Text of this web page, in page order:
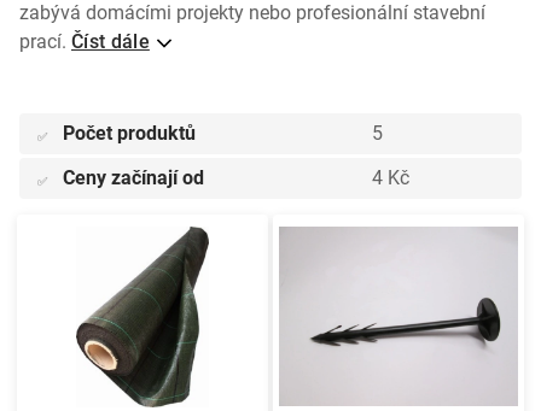
zabývá domácími projekty nebo profesionální stavební
prací. Číst dále
✅ Počet produktů 5
✅ Ceny začínají od 4 Kč